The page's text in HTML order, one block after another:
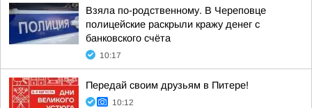
Взяла по-родственному. В Череповце
полицейские раскрыли кражу денег с
банковского счёта
10:17
Передай своим друзьям в Питере!
10:12